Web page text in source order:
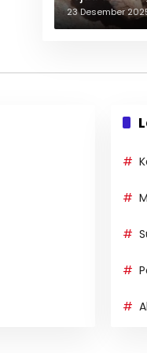
Berulang-
23 Desember